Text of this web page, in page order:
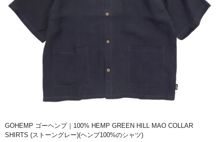
GOHEMP ゴーヘンプ｜100% HEMP GREEN HILL MAO COLLAR
SHIRTS (ストーングレー)(ヘンプ100%のシャツ)